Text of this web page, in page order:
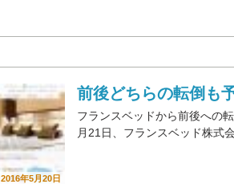
2016年5月20日
前後どちらの転倒も
フランスベッドから前後への
月21日、フランスベッド株式